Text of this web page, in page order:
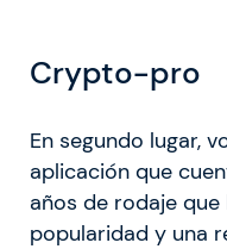
Crypto-pro
En segundo lugar,
aplicación que
años de rodaje que
popularidad y una